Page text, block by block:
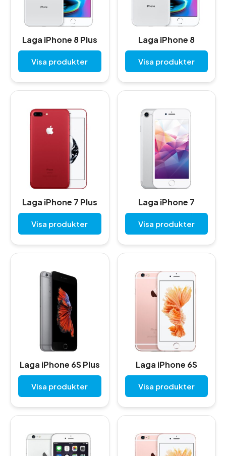
Laga iPhone 8 Plus
Visa produkter
Laga iPhone 8
Visa produkter
Laga iPhone 7 Plus
Visa produkter
Laga iPhone 7
Visa produkter
Laga iPhone 6S Plus
Visa produkter
Laga iPhone 6S
Visa produkter